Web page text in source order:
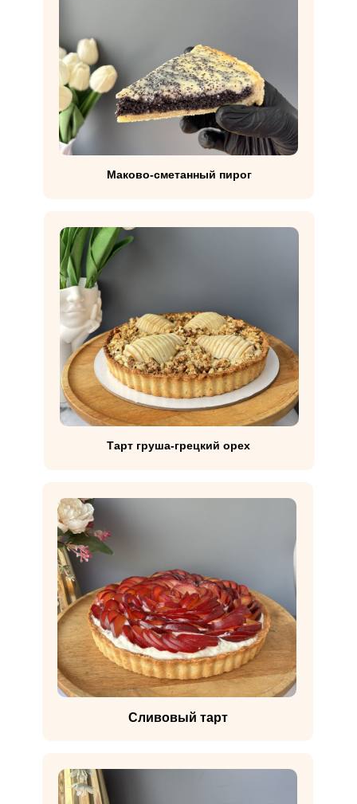
Маково-сметанный пирог
Тарт груша-грецкий орех
Сливовый тарт